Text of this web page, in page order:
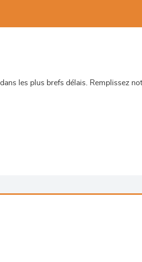
les plus brefs délais. Remplissez